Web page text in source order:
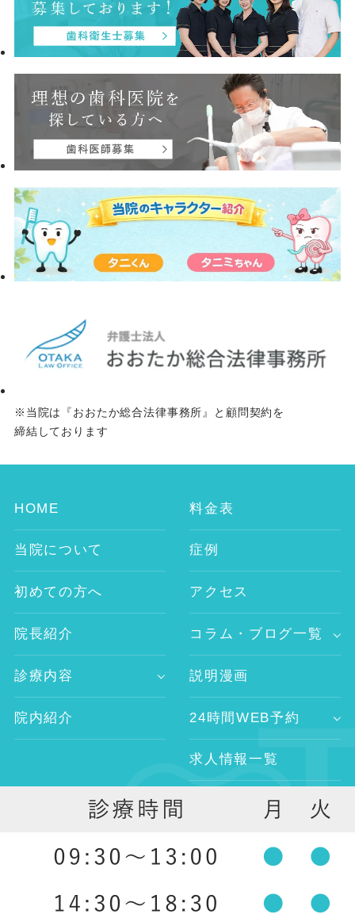
互作用）の確認 歯科で処方する「抗生物
質」の中には、抗血栓薬の作用を強め、出
あります。当院ではそのような飲み合わせ
のリスクも全て把握した上で、安全なお薬
を処方いたしますのでご安心ください。 少
しでもご不安なこと、疑問に思うことがあ
せんのでお気軽にご相談ください。 歯科医
師 鈴木 孝美 谷村歯科医院 ネット予約は
こちらから 〒157-0072 東京都世田谷区祖
師谷3-32-2 渡辺ビル2階 TEL：03-3789-
https://maps.app.goo.gl/oAfUwBSwhy8V7bcp7
※当院は『おおたか総合法律事務所』と顧問契約を
締結しております
HOME
当院について
初めての方へ
院長紹介
診療内容
-入れ歯治療
院内紹介
料金表
症例
アクセス
コラム・ブログ一覧
-院長ブログ
説明漫画
24時間WEB予約
求人情報一覧
-歯科衛生士求人
祖師ヶ谷大蔵の歯医者 ｜ 谷村歯科医院 祖師ヶ谷大蔵